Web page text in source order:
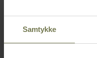
Samtykke